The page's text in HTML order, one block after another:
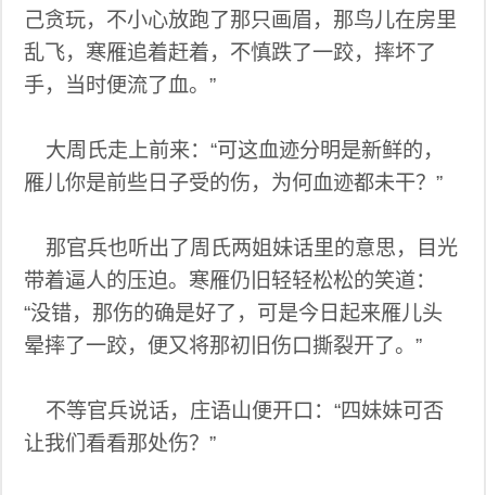
己贪玩，不小心放跑了那只画眉，那鸟儿在房里
乱飞，寒雁追着赶着，不慎跌了一跤，摔坏了
手，当时便流了血。”
大周氏走上前来：“可这血迹分明是新鲜的，
雁儿你是前些日子受的伤，为何血迹都未干？”
那官兵也听出了周氏两姐妹话里的意思，目光
带着逼人的压迫。寒雁仍旧轻轻松松的笑道：
“没错，那伤的确是好了，可是今日起来雁儿头
晕摔了一跤，便又将那初旧伤口撕裂开了。”
不等官兵说话，庄语山便开口：“四妹妹可否
让我们看看那处伤？”